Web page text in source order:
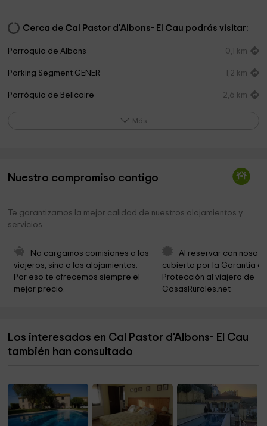
Cerca de Cal Pastor d'Albons- El Cau podrás visitar:
Parroquia de Albons 0,1 km
Parking Segment GENER 1,2 km
Parròquia de Bellcaire 2,6 km
Iglesia sant esteve 3,6 km
Cementerio Marinero
Alfoli de la Sal
Garrigoles
Casa museo Clos del Pastor 4,7 km
Santa Maria del Palau 4,8 km
Más
Nuestro compromiso contigo
Te garantizamos la mejor calidad de nuestros alojamientos y
servicios
No cargamos comisiones a los
viajeros, sino a los alojamientos.
Por eso te ofrecemos siempre el
mejor precio.
Al reservar con
cubierto por la Garantía
Protección al viajero de
CasasRurales.net
Los interesados en Cal Pastor d'Albons- El Cau
también han consultado